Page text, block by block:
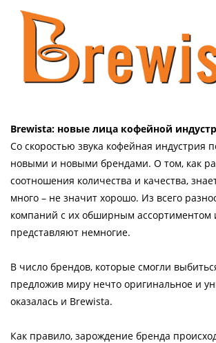
Brewista: новые лица кофейной
Со скоростью звука кофейная индустрия
новыми и новыми брендами. О том, как
соотношения количества и качества,
много – не значит хорошо. Из всего
компаний с их обширным ассортиментом
представляют немногие.
В число брендов, которые смогли
предложив миру нечто оригинальное и
оказалась и Brewista.
Как правило, зарождение бренда